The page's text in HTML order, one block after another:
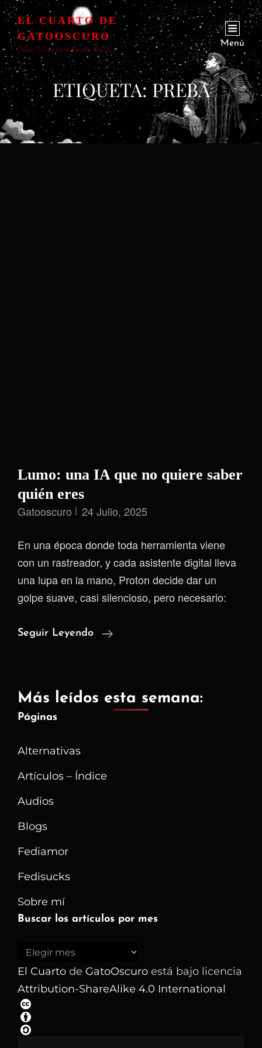
EL CUARTO DE
GATOOSCURO
Todo Tiene Una Razón De Ser
Menú
ETIQUETA:PREBA
Lumo: una IA que no quiere saber
quién eres
Gatooscuro 24 Julio, 2025
En una época donde toda herramienta viene
con un rastreador, y cada asistente digital lleva
una lupa en la mano, Proton decide dar un
golpe suave, casi silencioso, pero necesario:
Seguir Leyendo
Lumo:
No
Más leídos esta semana:
Páginas
Alternativas
Artículos – Índice
Audios
Blogs
Fediamor
Fedisucks
Sobre mí
Buscar los artículos por mes
Buscar
los
artículos
por
mes
El Cuarto de GatoOscuro está bajo licencia
Attribution-ShareAlike 4.0 International